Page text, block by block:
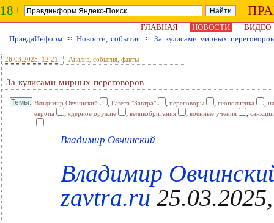
18+
ГЛАВНАЯ НОВОСТИ
ВИДЕО
ПравдаИнформ ≈ Новости, события ≈ За кулисами мирных переговоров
26.03.2025 , 12:21 Анализ, события, факты
За кулисами мирных переговоров
Владимир Овчинский , Газета "Завтра" , переговоры , геополитика ,
европа
, ядерное оружие , великобритания , военные учения , санкции
Владимир Овчинский
Владимир
zavtra.ru